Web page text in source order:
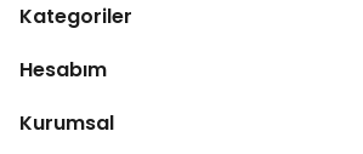
Kategoriler
Hesabım
Kurumsal